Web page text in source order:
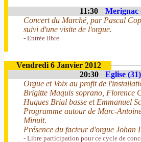
11:30 Merignac
Concert du Marché, par Pascal
suivi d'une visite de l'orgue.
- Entrée libre
Vendredi 6 Janvier 2012
20:30
Eglise
Orgue et Voix au profit de
Brigitte Maquis soprano, Florence
Hugues Brial basse et Emmanuel
Programme autour de Marc-
Minuit.
Présence du facteur d'orgue Johan
- Libre participation pour ce cycle de